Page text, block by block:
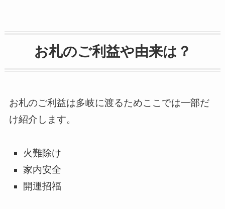
お札のご利益や由来は？
お札のご利益は多岐に渡るためここでは一部だ
け紹介します。
火難除け
家内安全
開運招福